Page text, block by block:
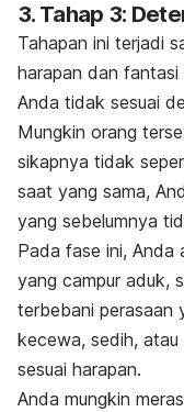
3. Tahap 3:
Tahapan ini terjadi
harapan dan
Anda tidak sesuai
Mungkin orang
sikapnya tidak
saat yang sama,
yang sebelumnya
Pada fase ini, Anda
yang campur aduk,
terbebani perasaan
kecewa, sedih,
sesuai harapan.
Anda mungkin